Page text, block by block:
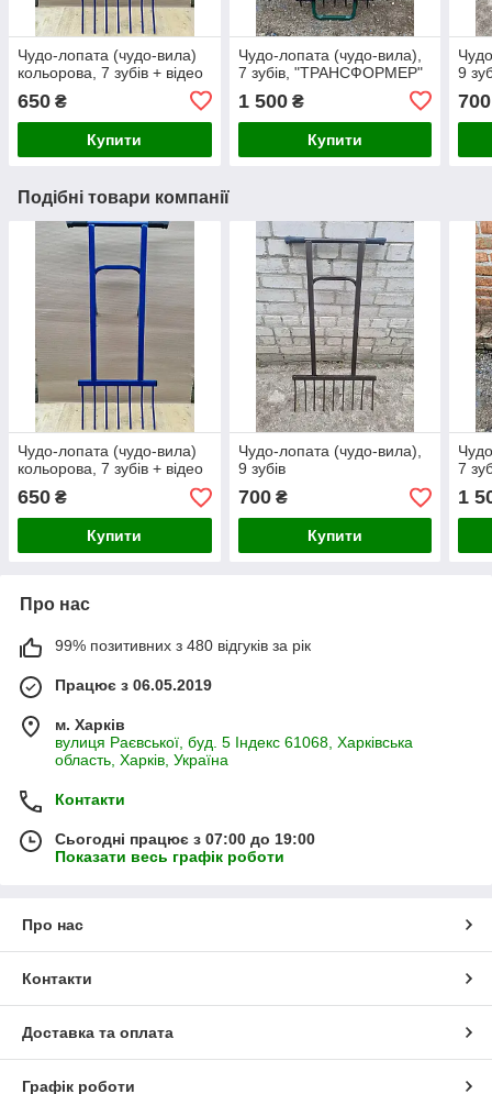
Чудо-лопата (чудо-вила)
кольорова, 7 зубів + відео
650 ₴
Купити
Чудо-лопата (чудо-вила),
7 зубів, "ТРАНСФОРМЕР"
1 500₴
Купити
9
700
Подібні товари компанії
Чудо-лопата (чудо-вила)
кольорова, 7 зубів + відео
650 ₴
Купити
Чудо-лопата (чудо-вила),
9 зубів
700₴
Купити
7
1
Про нас
99% позитивних з 480 відгуків за рік
Працює з 06.05.2019
м. Харків
вулиця Раєвської, буд. 5 Індекс 61068, Харківська
область, Харків, Україна
Контакти
Сьогодні працює з 07:00 до 19:00
Показати весь графік роботи
Про нас
Контакти
Доставка та оплата
Графік роботи